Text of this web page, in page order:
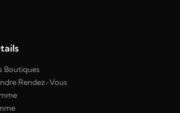
Boutiques
Rendez-Vous